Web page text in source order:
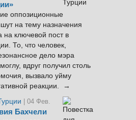
оппозиционные
на тему назначения
на ключевой пост в
То, что человек,
дело мэра
вдруг получил столь
вызвало уйму
реакции. →
| 04 Фев.
Бахчели